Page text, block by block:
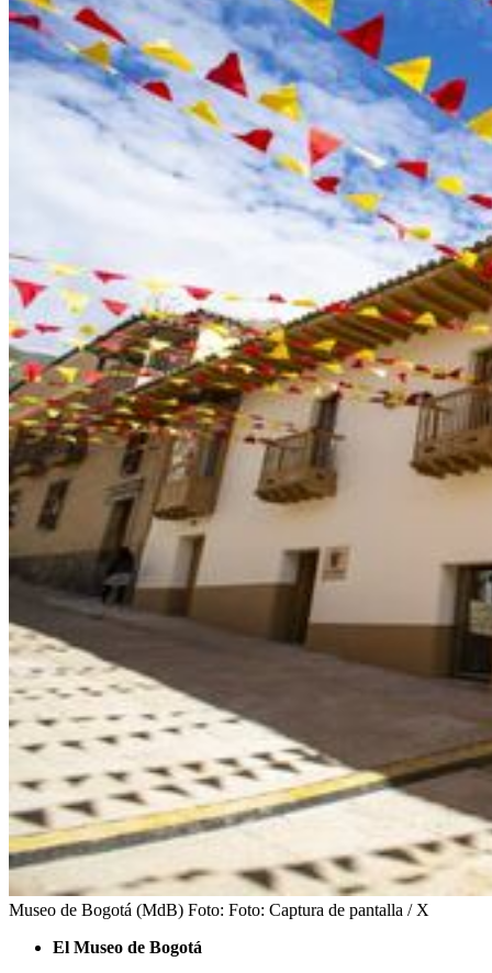
Museo de Bogotá (MdB) Foto: Foto: Captura de pantalla / X
El Museo de Bogotá